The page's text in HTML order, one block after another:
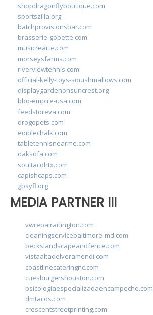
shopdragonflyboutique.com
sportszilla.org
batchprovisionsbar.com
brasserie-gobette.com
musicrearte.com
morseysfarms.com
riverviewtennis.com
official-kelly-toys-squishmallows.com
displaygardenonsuncrest.org
bbq-empire-usa.com
feedstoreva.com
drogopets.com
ediblechalk.com
tabletennisnearme.com
oaksofa.com
soultacohtx.com
capishcaps.com
gpsyfl.org
MEDIA PARTNER III
vwrepairarlington.com
cleaningservicebaltimore-md.com
beckslandscapeandfence.com
vistaaltadelveramendi.com
coastlinecateringnc.com
cuesburgershouston.com
psicologiaespecializadaencampeche.com
dmtacos.com
crescentstreetprinting.com